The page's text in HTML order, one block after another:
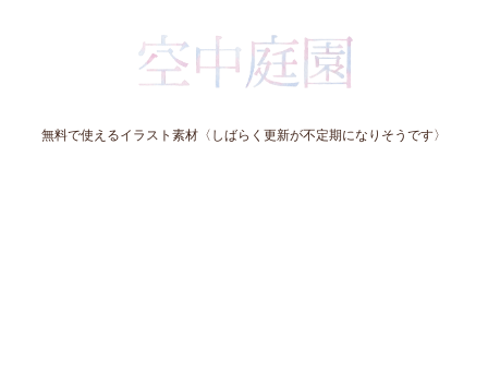
無料で使えるイラスト素材〈しばらく更新が不定期になりそうです〉